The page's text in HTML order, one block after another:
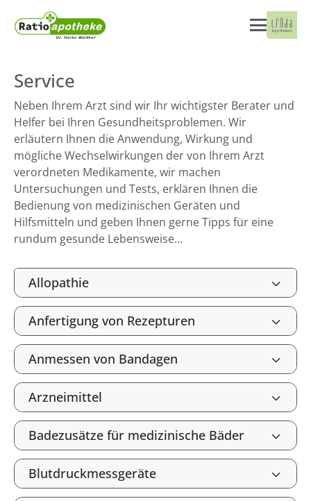
Service
Neben Ihrem Arzt sind wir Ihr wichtigster Berater und
Helfer bei Ihren Gesundheitsproblemen. Wir
erläutern Ihnen die Anwendung, Wirkung und
mögliche Wechselwirkungen der von Ihrem Arzt
verordneten Medikamente, wir machen
Untersuchungen und Tests, erklären Ihnen die
Bedienung von medizinischen Geräten und
Hilfsmitteln und geben Ihnen gerne Tipps für eine
rundum gesunde Lebensweise…
Allopathie
Anfertigung von Rezepturen
Anmessen von Bandagen
Arzneimittel
Badezusätze für medizinische Bäder
Blutdruckmessgeräte